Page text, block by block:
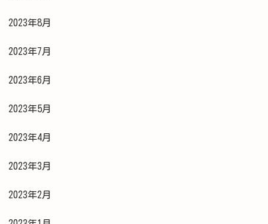
2023年8月
2023年7月
2023年6月
2023年5月
2023年4月
2023年3月
2023年2月